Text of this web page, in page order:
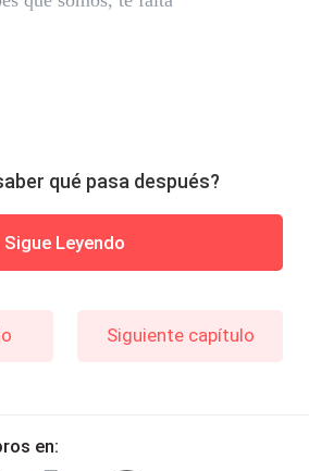
qué pasa después?
Sigue Leyendo
Siguiente capítulo
en: